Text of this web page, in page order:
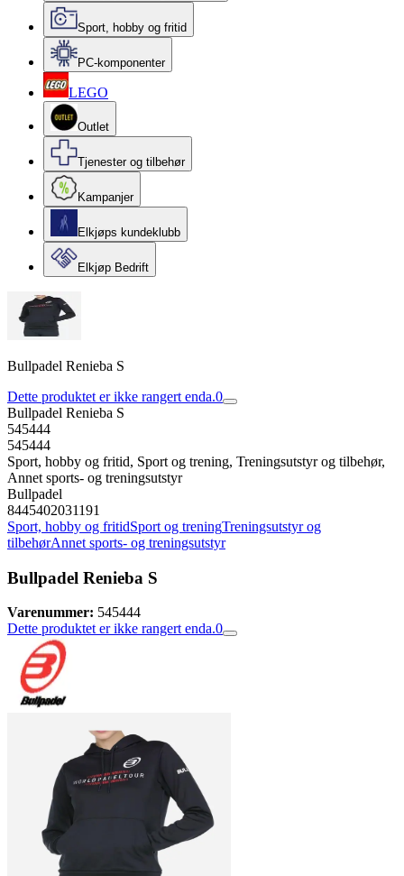
Sport, hobby og fritid
PC-komponenter
LEGO
Outlet
Tjenester og tilbehør
Kampanjer
Elkjøps kundeklubb
Elkjøp Bedrift
Bullpadel Renieba S
Dette produktet er ikke rangert enda.0
Bullpadel Renieba S
545444
545444
Sport, hobby og fritid, Sport og trening, Treningsutstyr og tilbehør,
Annet sports- og treningsutstyr
Bullpadel
8445402031191
Sport, hobby og fritidSport og treningTreningsutstyr og
tilbehørAnnet sports- og treningsutstyr
Bullpadel Renieba S
Varenummer: 545444
Dette produktet er ikke rangert enda.0